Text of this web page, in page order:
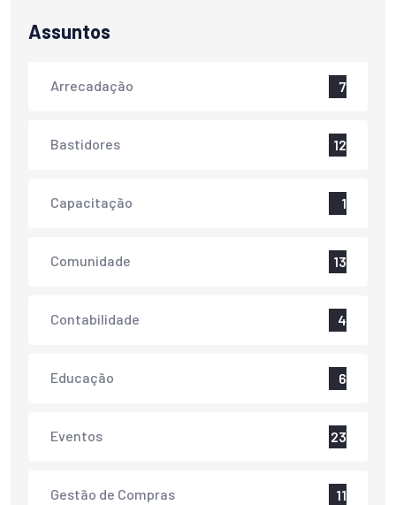
Assuntos
Arrecadação 7
Bastidores 12
Capacitação 1
Comunidade 13
Contabilidade 4
Educação 6
Eventos 23
Gestão de Compras 11